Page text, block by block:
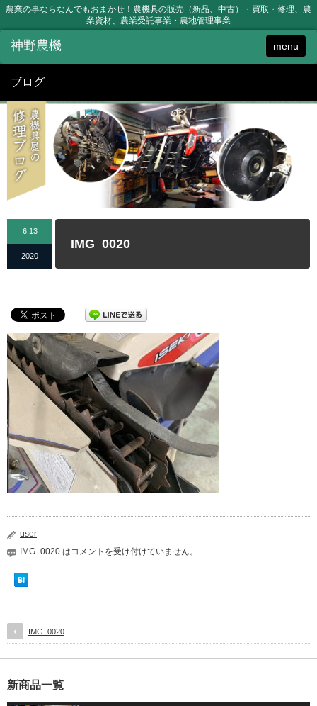
農業の事ならなんでもおまかせ！農機具の販売（新品、中古）・買取・修理、農
業資材、農業受託事業・農地管理事業
menu
ブログ
6.13
2020
IMG_0020
user
IMG_0020 はコメントを受け付けていません。
IMG_0020
新商品一覧